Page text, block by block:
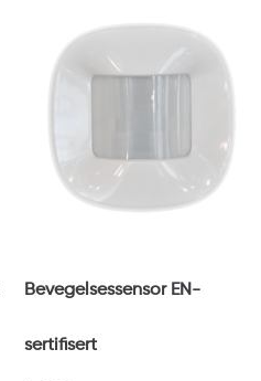
Bevegelsessensor EN-
sertifisert